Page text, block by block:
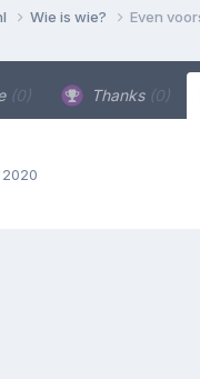
Wie is wie? Even
(0) Thanks (0)